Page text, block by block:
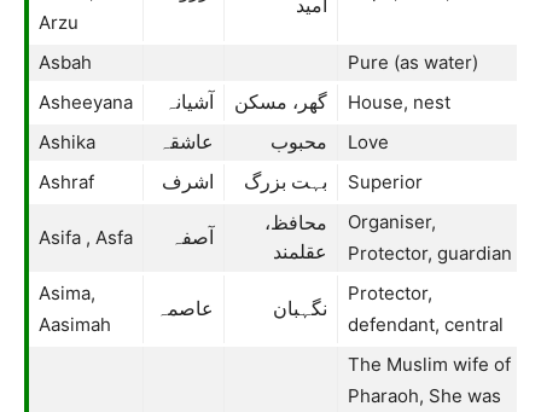
Arzu
امید
Asbah
Pure (as water)
Asheeyana
آشیانہ گھر، مسکن
House, nest
Ashika
عاشقہ محبوب
Love
Ashraf
اشرف بہت بزرگ Superior
Asifa , Asfa آصفہ
محافظ،
عقلمند
Organiser,
Protector, guardian
Asima,
Aasimah
عاصمہ نگہبان
Protector,
defendant, central
The Muslim wife of
Pharaoh, She was